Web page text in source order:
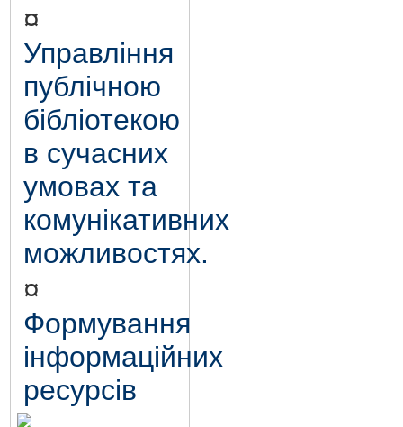
¤
Управління
публічною
бібліотекою
в сучасних
умовах та
комунікативних
можливостях.
¤
Формування
інформаційних
ресурсів